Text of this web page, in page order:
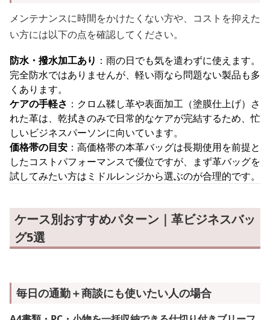
メンテナンスに時間をかけたくない方や、コストを抑えた
い方には以下の点を確認してください。
防水・撥水加工あり ：雨の日でも気を遣わずに使えます。
完全防水ではありませんが、軽い雨なら問題ない製品も多
くあります。
ケアの手軽さ ：クロム鞣し革や表面加工（塗膜仕上げ）さ
れた革は、乾拭きのみで日常的なケアが完結するため、忙
しいビジネスパーソンに向いています。
価格帯の目安 ：高価格帯の本革バッグは長期使用を前提と
したコストパフォーマンスで優位ですが、まず革バッグを
試してみたい方はミドルレンジから選ぶのが合理的です。
ケース別おすすめパターン｜革ビジネスバッ
グ5選
毎日の通勤＋商談にも使いたい人の場合